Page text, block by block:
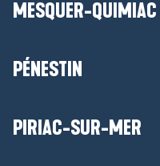
MESQUER-QUIMIAC
PÉNESTIN
PIRIAC-SUR-MER